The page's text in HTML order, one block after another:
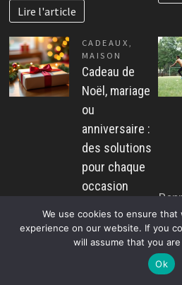
Lire l'article
CADEAUX
MAISON
Cadeau de
Noël, mariage
ou
anniversaire :
des solutions
pour chaque
occasion
Trouver le présent idéal
pour une occasion spéciale
représente souvent un défi
une
We use cookies to ensure
experience on our website. If you
will assume that you
Ok